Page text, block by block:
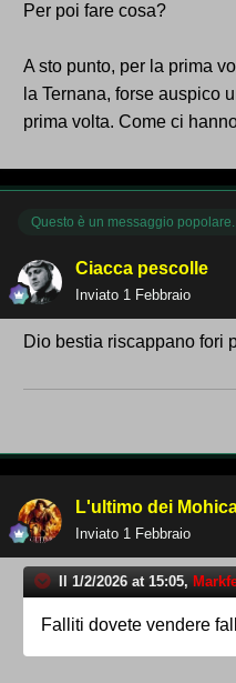
Per poi fare cosa?
A sto punto, per la prima
la Ternana, forse auspico
prima volta. Come ci
Questo è un messaggio popolare.
Ciacca pescolle
Inviato 1 Febbraio
Dio bestia riscappano fori
L'ultimo dei
Inviato 1 Febbraio
Il 1/2/2026 at 15:05,
Falliti dovete vendere